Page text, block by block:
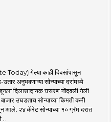
Today) गेल्या काही दिवसांपासून
अनुभवणाऱ्या सोन्याच्या दरांमध्ये
दिलासादायक घसरण नोंदवली गेली
उघडताच सोन्याच्या किमती कमी
आले. २४ कॅरेट सोन्याच्या १० ग्रॅम दरात